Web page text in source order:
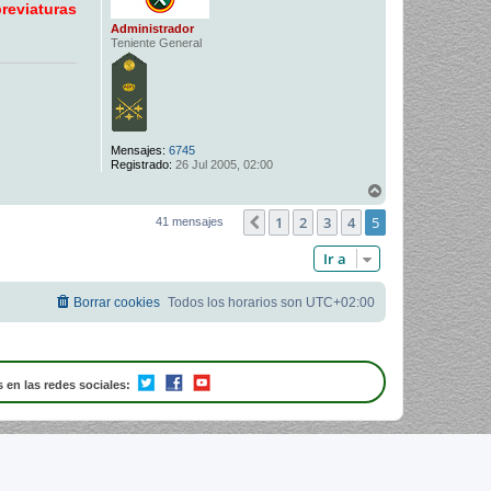
Administrador
Teniente General
Mensajes: 6745
Registrado: 26 Jul 2005, 02:00
i
41 mensajes Anterior
1 2 3 4 5
Ir a
Todos los horarios son UTC+02:00
Borrar cookies
en las redes sociales: